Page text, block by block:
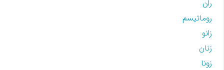
ران
روماتیسم
زانو
زنان
زونا